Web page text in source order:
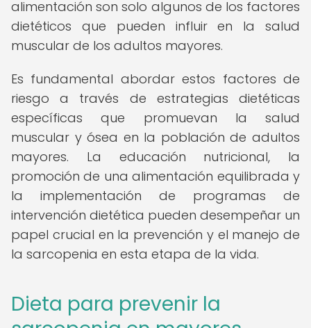
alimentación son solo algunos de los factores
dietéticos que pueden influir en la salud
muscular de los adultos mayores.
Es fundamental abordar estos factores de
riesgo a través de estrategias dietéticas
específicas que promuevan la salud
muscular y ósea en la población de adultos
mayores. La educación nutricional, la
promoción de una alimentación equilibrada y
la implementación de programas de
intervención dietética pueden desempeñar un
papel crucial en la prevención y el manejo de
la sarcopenia en esta etapa de la vida.
Dieta para prevenir la